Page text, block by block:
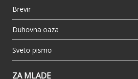
Brevir
Duhovna oaza
Sveto pismo
ZA MLADE